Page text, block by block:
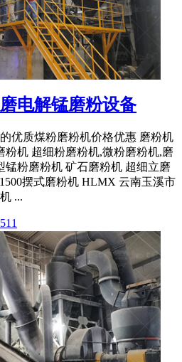
电解锰磨粉设备
优质煤粉磨粉机价格优惠 磨粉机
粉机 超细粉磨粉机,微粉磨粉机,磨
锰粉磨粉机 矿石磨粉机 超细立磨
摆式磨粉机 HLMX 云南玉溪市
...